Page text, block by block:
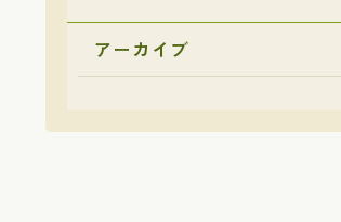
アーカイブ